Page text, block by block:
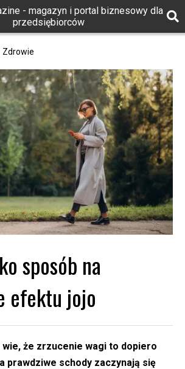
- magazyn i portal biznesowy dla
przedsiębiorców
Zdrowie
sposób na
efektu jojo
wie, że zrzucenie wagi to dopiero
prawdziwe schody zaczynają się